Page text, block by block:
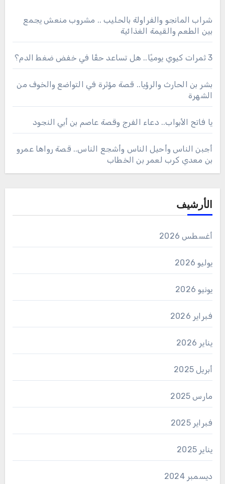
شراب المانجو والفراولة بالحليب .. مشروب منعش يجمع
بين الطعم والقيمة الغذائية
3 ثمرات كيوي يوميًا.. هل تساعد حقًا في خفض ضغط الدم؟
بشر بن الحارث والرؤيا.. قصة مؤثرة في التواضع والخوف من
الشهرة
يا فاتح الأبواب.. دعاء الفرج وقصة عاصم بن أبي النجود
أجبن الناس وأحيل الناس وأشجع الناس.. قصة رواها عمرو
بن معدي كرب لعمر بن الخطاب
الأرشيف
أغسطس 2026
يوليو 2026
يونيو 2026
فبراير 2026
يناير 2026
أبريل 2025
مارس 2025
فبراير 2025
يناير 2025
ديسمبر 2024